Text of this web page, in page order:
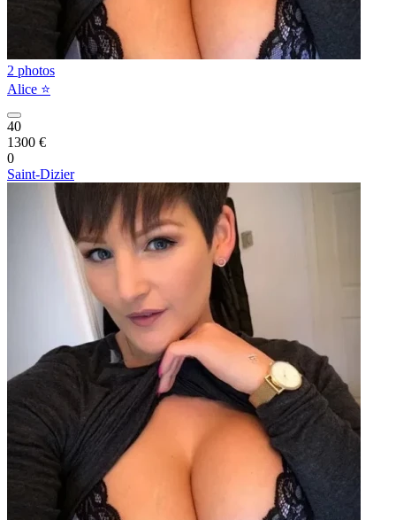
2 photos
Alice ⭐️
40
1300 €
0
Saint-Dizier